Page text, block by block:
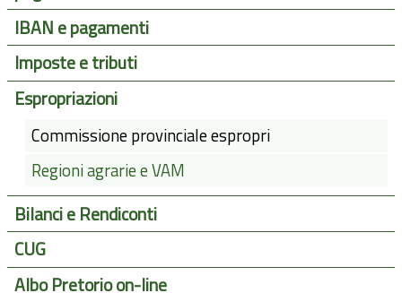
IBAN e pagamenti
Imposte e tributi
Espropriazioni
Commissione provinciale espropri
Regioni agrarie e VAM
Bilanci e Rendiconti
CUG
Albo Pretorio on-line